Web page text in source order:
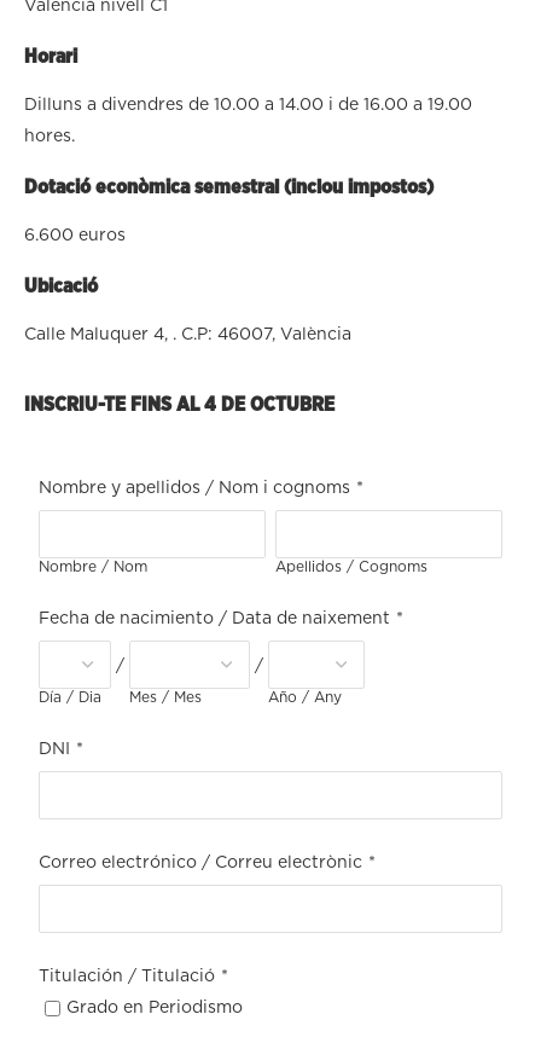
Valencià nivell C1
Horari
Dilluns a divendres de 10.00 a 14.00 i de 16.00 a 19.00
hores.
Dotació econòmica semestral (inclou impostos)
6.600 euros
Ubicació
Calle Maluquer 4, . C.P: 46007, València
INSCRIU-TE FINS AL 4 DE OCTUBRE
Nombre y apellidos / Nom i cognoms *
Nombre / Nom Apellidos / Cognoms
Fecha de nacimiento / Data de naixement *
Día / Dia
/
Mes / Mes
/
Año / Any
DNI *
Correo electrónico / Correu electrònic *
Titulación / Titulació *
Grado en Periodismo